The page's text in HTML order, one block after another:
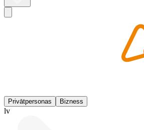
Privātpersonas Bizness
lv